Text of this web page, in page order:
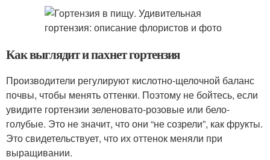
Как выглядит и пахнет гортензия
Производители регулируют кислотно-щелочной баланс
почвы, чтобы менять оттенки. Поэтому не бойтесь, если
увидите гортензии зеленовато-розовые или бело-
голубые. Это не значит, что они “не созрели”, как фрукты.
Это свидетельствует, что их оттенок меняли при
выращивании.